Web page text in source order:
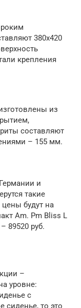
380х420
крепления
из
составляют
– 155 мм.
и
такие
будут на
Am. Pm Bliss L
89520 руб.
–
уровне:
с
сиденье, то это